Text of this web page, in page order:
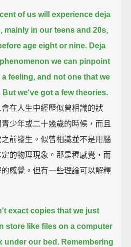
of us will experience deja
mainly in our teens and 20s,
age eight or nine. Deja
we can pinpoint
a feeling, and not one that we
But we've got a few theories.
在人生中經歷似曾相識的狀
少年或二十幾歲的時候，而且
前發生。似曾相識並不是用腦
的物理現象。那是種感覺，而
感覺。但有一些理論可以解釋
exact copies that we just
store like files on a computer
under our bed. Remembering